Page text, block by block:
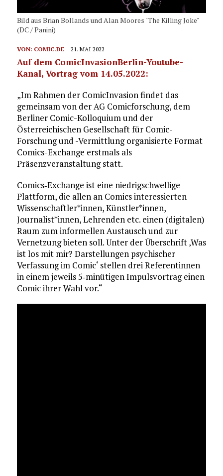
Bild aus Brian Bollands und Alan Moores "The Killing Joke"
(DC / Panini)
VON: COMIC.DE 21. MAI 2022
Auf dem ComicInvasionBerlin-Youtube-
Kanal, Vortrag vom 14.05.2022:
„Im Rahmen der ComicInvasion findet das
gemeinsam von der AG Comicforschung, dem
Berliner Comic-Kolloquium und der
Österreichischen Gesellschaft für Comic-
Forschung und -Vermittlung organisierte Format
Comics-Exchange erstmals als
Präsenzveranstaltung statt.
Comics‐Exchange ist eine niedrigschwellige
Plattform, die allen an Comics interessierten
Wissenschaftler*innen, Künstler*innen,
Journalist*innen, Lehrenden etc. einen (digitalen)
Raum zum informellen Austausch und zur
Vernetzung bieten soll. Unter der Überschrift ‚Was
ist los mit mir? Darstellungen psychischer
Verfassung im Comic‘ stellen drei Referentinnen
in einem jeweils 5‐minütigen Impulsvortrag einen
Comic ihrer Wahl vor.“